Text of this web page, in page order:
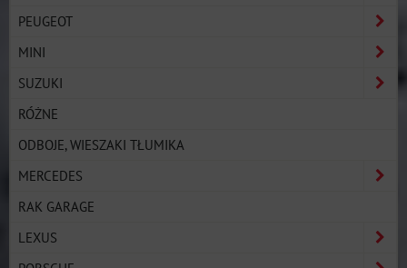
PEUGEOT
MINI
SUZUKI
RÓŻNE
ODBOJE, WIESZAKI TŁUMIKA
MERCEDES
RAK GARAGE
LEXUS